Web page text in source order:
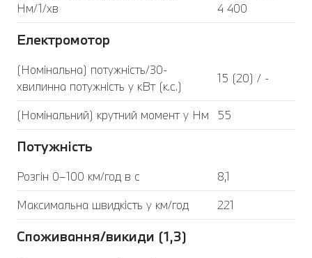
Нм/1/хв
4 400
Електромотор
(Номінальна) потужність/30-
хвилинна потужність у кВт (к.с.)
15 (20) / -
(Номінальний) крутний момент у Нм 55
Потужність
Розгін 0–100 км/год в с
8,1
Максимальна швидкість у км/год
221
Споживання/викиди (1,3)